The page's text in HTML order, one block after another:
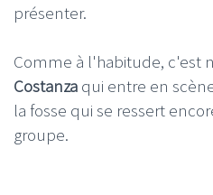
présenter.
Comme à l'habitude, c'est
Costanza qui entre en
la fosse qui se ressert
groupe.